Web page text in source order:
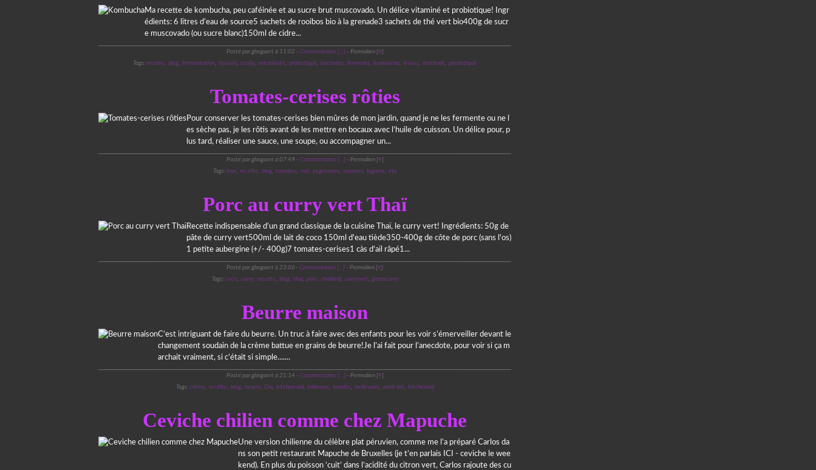
Ma recette de kombucha, peu caféinée et au sucre brut muscovado. Un délice vitaminé et probiotique! Ingr
édients: 6 litres d’eau de source5 sachets de rooibos bio à la grenade3 sachets de thé vert bio400g de sucr
e muscovado (ou sucre blanc)150ml de cidre...
Posté par gbogaert à 11:02 - Commentaires […]- Permalien [#]
Tags: recette, blog, fermentation, boisson, scoby, microbiote, probiotique, bacteries, ferments, kombucha, levues, methode, prebiotique
Tomates-cerises rôties
Pour conserver les tomates-cerises bien mûres de mon jardin, quand je ne les fermente ou ne l
es sèche pas, je les rôtis avant de les mettre en bocaux avec l’huile de cuisson. Un délice pour, p
lus tard, réaliser une sauce, une soupe, ou accompagner un...
Posté par gbogaert à 07:49 - Commentaires […]- Permalien [#]
Tags: four, recette, blog, tomates, roti, vegetarien, summer, legume, ete
Porc au curry vert Thaï
Recette indispensable d’un grand classique de la cuisine Thaï, le curry vert! Ingrédients: 50g de
pâte de curry vert500ml de lait de coco 150ml d'eau tiède350-400g de côte de porc (sans l'os)
1 petite aubergine (+/- 400g)7 tomates-cerises1 càs d'aïl râpé1...
Posté par gbogaert à 23:06 - Commentaires […] - Permalien [#]
Tags: coco, curry, recette, blog, thai, porc, thailand, curryvert, greencurry
Beurre maison
C’est intriguant de faire du beurre. Un truc à faire avec des enfants pour les voir s’émerveiller devant le
changement soudain de la crème battue en grains de beurre!Je l’ai fait pour l’anecdote, pour voir si ça m
archait vraiment, si c’était si simple.......
Posté par gbogaert à 21:14 - Commentaires […]- Permalien [#]
Tags: crème, recette, blog, beurre, Cru, kitchen aid, babeurre, baratte, beillevaire, petit lait, kitchenaid
Ceviche chilien comme chez Mapuche
Une version chilienne du célèbre plat péruvien, comme me l’a préparé Carlos da
ns son petit restaurant Mapuche de Bruxelles (je t’en parlais ICI - ceviche le wee
kend). En plus du poisson ‘cuit’ dans l’acidité du citron vert, Carlos rajoute des cu